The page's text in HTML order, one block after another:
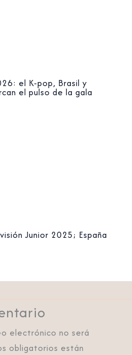
el K-pop, Brasil y
el pulso de la gala
Junior 2025; España
electrónico no será
obligatorios están